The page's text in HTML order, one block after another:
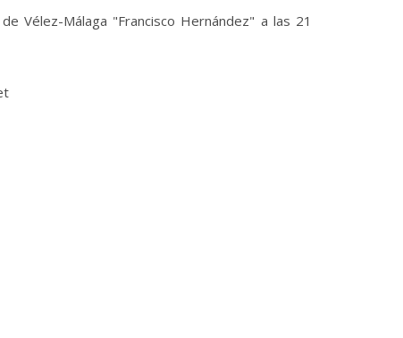
Vélez-Málaga "Francisco Hernández" a las 21